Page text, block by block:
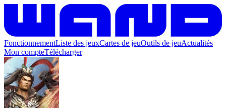
FonctionnementListe des jeuxCartes de jeuOutils de jeuActualités
Mon compteTélécharger